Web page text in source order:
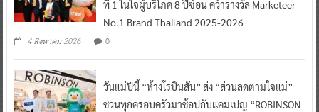
ที่ 1 ในใจผู้บริโภค 8 ปีซ้อน คว้ารางวัล Marketeer
No.1 Brand Thailand 2025-2026
4 สิงหาคม 2026 0
วันแม่ปีนี้ “ห้างโรบินสัน” ส่ง “ส่วนลดตามใจแม่”
ชวนทุกครอบครัวมาช้อปกับแคมเปญ “ROBINSON